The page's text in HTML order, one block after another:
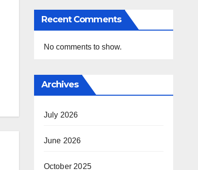
Recent Comments
No comments to show.
Archives
July 2026
June 2026
October 2025